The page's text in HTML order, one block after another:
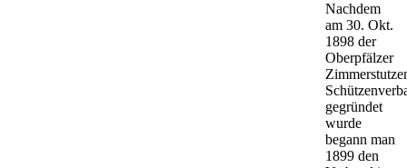
Nachdem
am 30. Okt.
1898 der
Oberpfälzer
gegründet
wurde
begann man
1899 den